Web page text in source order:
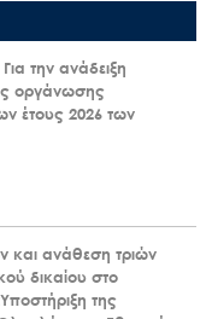
την ανάδειξη
οργάνωσης
έτους 2026 των
και ανάθεση τριών
δικαίου στο
της